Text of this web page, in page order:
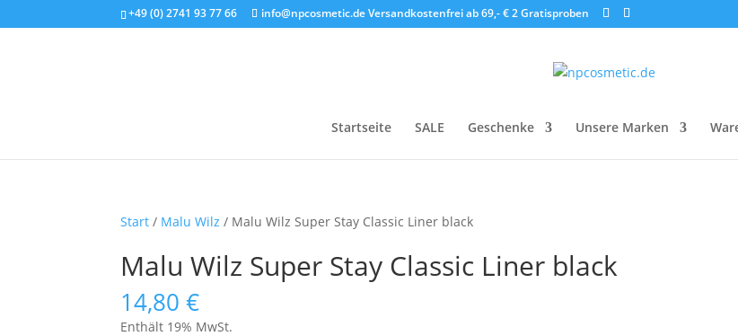
+49 (0) 2741 93 77 66 info@npcosmetic.de Versandkostenfrei ab 69,- € 2 Gratisproben
Startseite SALE Geschenke Unsere Marken
Start / Malu Wilz / Malu Wilz Super Stay Classic Liner black
Malu Wilz Super Stay Classic Liner black
14,80€
Enthält 19% MwSt.